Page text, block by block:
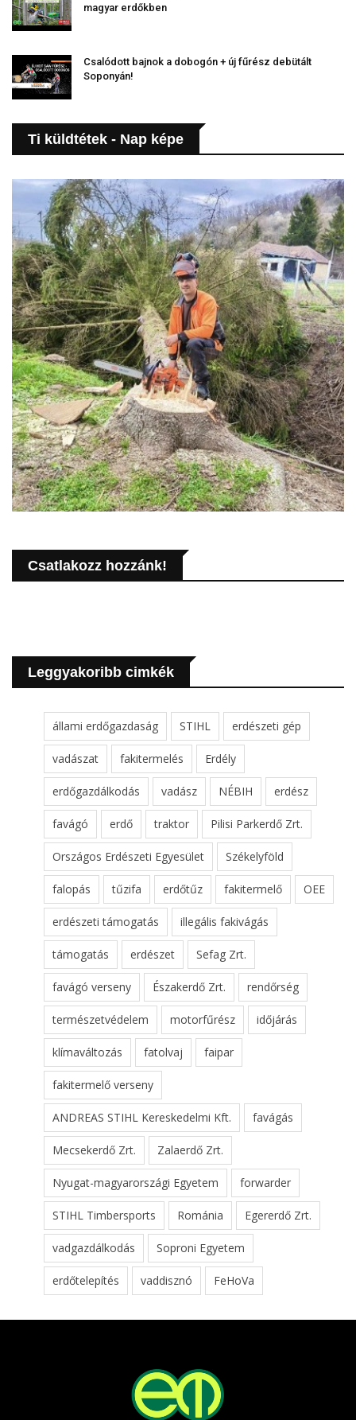
magyar erdőkben
Csalódott bajnok a dobogón + új fűrész debütált
Soponyán!
Ti küldtétek - Nap képe
Csatlakozz hozzánk!
Leggyakoribb cimkék
állami erdőgazdaság STIHL erdészeti gép
vadászat fakitermelés Erdély
erdőgazdálkodás vadász NÉBIH erdész
favágó erdő traktor Pilisi Parkerdő Zrt.
Országos Erdészeti Egyesület Székelyföld
falopás tűzifa erdőtűz fakitermelő OEE
erdészeti támogatás illegális fakivágás
támogatás erdészet Sefag Zrt.
favágó verseny Északerdő Zrt. rendőrség
természetvédelem motorfűrész időjárás
klímaváltozás fatolvaj faipar
fakitermelő verseny
ANDREAS STIHL Kereskedelmi Kft. favágás
Mecsekerdő Zrt. Zalaerdő Zrt.
Nyugat-magyarországi Egyetem forwarder
STIHL Timbersports Románia Egererdő Zrt.
vadgazdálkodás Soproni Egyetem
erdőtelepítés vaddisznó FeHoVa